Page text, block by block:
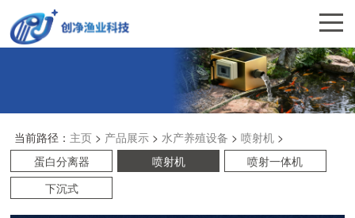
当前路径： 主页> 产品展示> 水产养殖设备 > 喷射机>
蛋白分离器
喷射机
喷射一体机
下沉式